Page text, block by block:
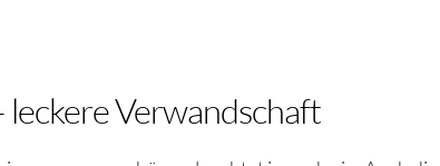
Verwandschaft